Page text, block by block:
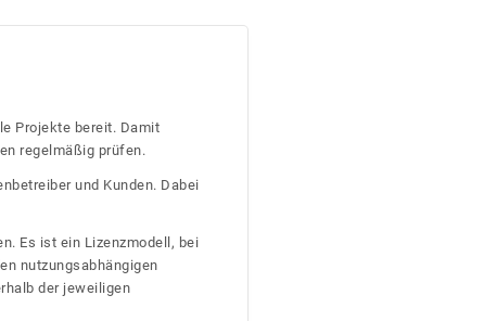
Projekte bereit. Damit
regelmäßig prüfen.
und Kunden. Dabei
Es ist ein Lizenzmodell, bei
nutzungsabhängigen
der jeweiligen